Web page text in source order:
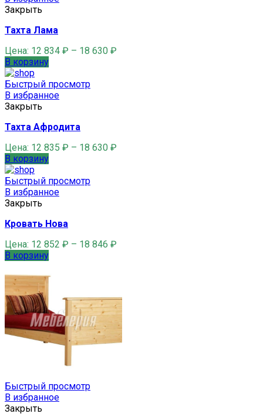
Закрыть
Тахта Лама
Цена: 12 834 ₽ – 18 630 ₽
В корзину
Быстрый просмотр
В избранное
Закрыть
Тахта Афродита
Цена: 12 835 ₽ – 18 630 ₽
В корзину
Быстрый просмотр
В избранное
Закрыть
Кровать Нова
Цена: 12 852 ₽ – 18 846 ₽
В корзину
Быстрый просмотр
В избранное
Закрыть